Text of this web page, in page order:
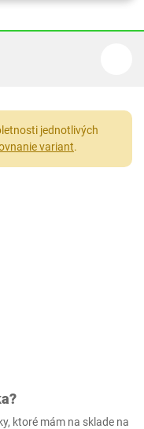
jednotlivých
variant.
ktoré mám na sklade na